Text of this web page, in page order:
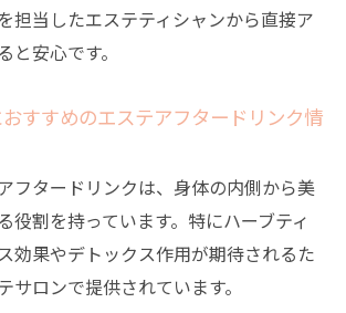
担当したエステティシャンから直接ア
と安心です。
すすめのエステアフタードリンク情
フタードリンクは、身体の内側から美
役割を持っています。特にハーブティ
効果やデトックス作用が期待されるた
サロンで提供されています。